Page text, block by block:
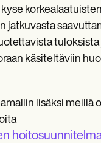
korkealaatuisten
jatkuvasta
tuloksista
käsiteltäviin
lisäksi meillä